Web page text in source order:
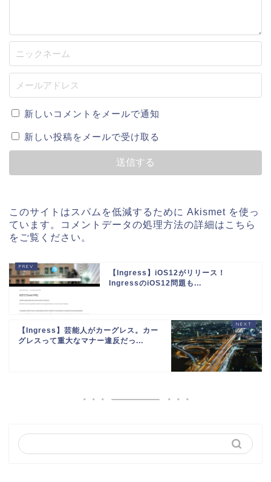
新しいコメントをメールで通知
新しい投稿をメールで受け取る
このサイトはスパムを低減するために Akismet を使っ
ています。
コメントデータの処理方法の詳細はこちら
をご覧ください 。
【Ingress】iOS12がリリース！
IngressのiOS12問題も...
【Ingress】芸能人がカーグレス。カー
グレスって重大なマナー違反だっ...